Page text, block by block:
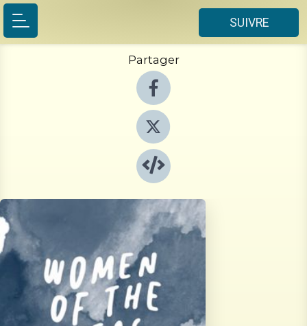
SUIVRE
Partager